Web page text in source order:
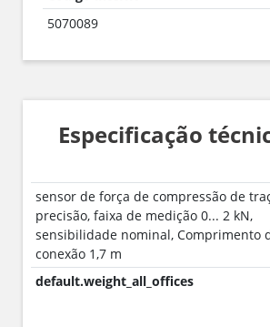
5070089
Especificação
sensor de força de compressão de
precisão, faixa de medição 0... 2 kN,
sensibilidade nominal, Comprimento
conexão 1,7 m
default.weight_all_offices